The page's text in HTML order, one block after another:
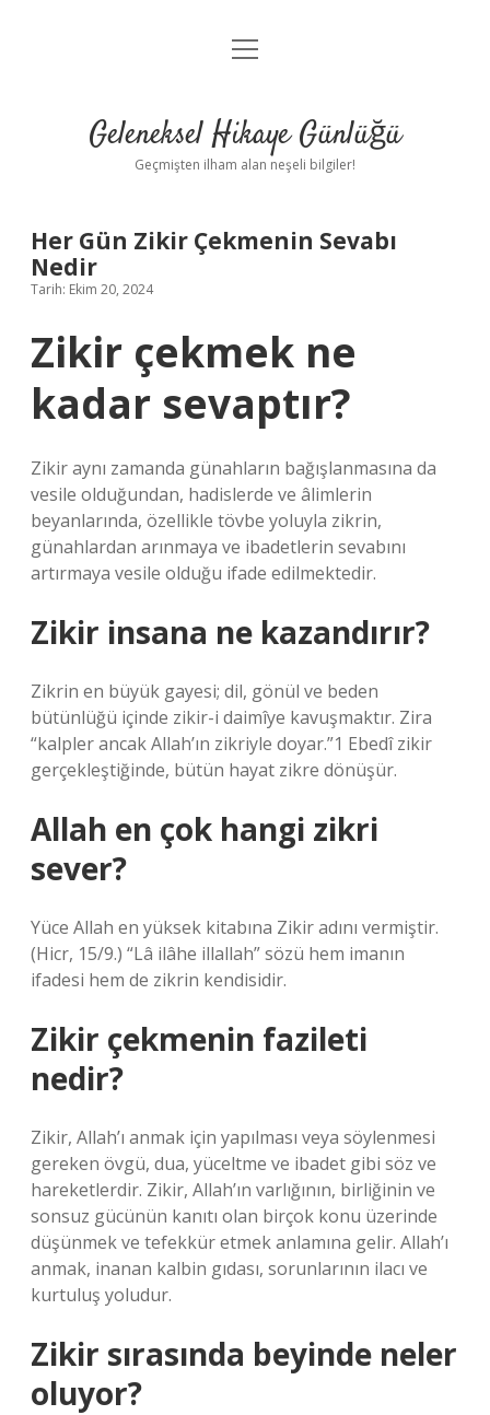
Anasayfa
Yasal Uyarı
menüyü
Geleneksel Hikaye Günlüğü
Geçmişten ilham alan neşeli bilgiler!
Her Gün Zikir Çekmenin Sevabı
Nedir
Tarih: Ekim 20, 2024
Zikir çekmek ne
kadar sevaptır?
Zikir aynı zamanda günahların bağışlanmasına da
vesile olduğundan, hadislerde ve âlimlerin
beyanlarında, özellikle tövbe yoluyla zikrin,
günahlardan arınmaya ve ibadetlerin sevabını
artırmaya vesile olduğu ifade edilmektedir.
Zikir insana ne kazandırır?
Zikrin en büyük gayesi; dil, gönül ve beden
bütünlüğü içinde zikir-i daimîye kavuşmaktır. Zira
“kalpler ancak Allah’ın zikriyle doyar.”1 Ebedî zikir
gerçekleştiğinde, bütün hayat zikre dönüşür.
Allah en çok hangi zikri
sever?
Yüce Allah en yüksek kitabına Zikir adını vermiştir.
(Hicr, 15/9.) “Lâ ilâhe illallah” sözü hem imanın
ifadesi hem de zikrin kendisidir.
Zikir çekmenin fazileti
nedir?
Zikir, Allah’ı anmak için yapılması veya söylenmesi
gereken övgü, dua, yüceltme ve ibadet gibi söz ve
hareketlerdir. Zikir, Allah’ın varlığının, birliğinin ve
sonsuz gücünün kanıtı olan birçok konu üzerinde
düşünmek ve tefekkür etmek anlamına gelir. Allah’ı
anmak, inanan kalbin gıdası, sorunlarının ilacı ve
kurtuluş yoludur.
Zikir sırasında beyinde neler
oluyor?